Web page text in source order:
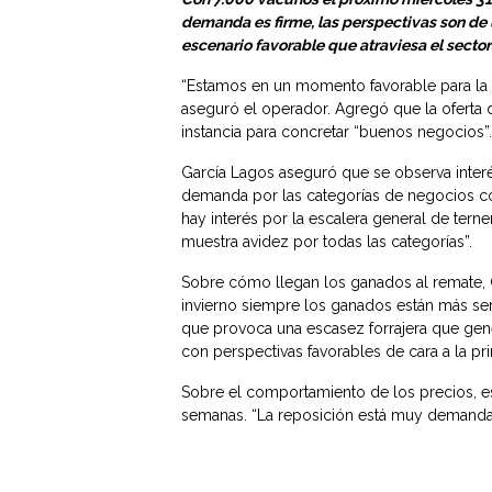
demanda es firme, las perspectivas son
escenario favorable que atraviesa el
“Estamos en un momento favorable para
aseguró el operador. Agregó que la oferta
instancia para concretar “buenos negocios”.
García Lagos aseguró que se observa
demanda por las categorías de negocios
hay interés por la escalera general de
muestra avidez por todas las categorías”.
Sobre cómo llegan los ganados al remate,
invierno siempre los ganados están más
que provoca una escasez forrajera que
con perspectivas favorables de cara a la
Sobre el comportamiento de los precios,
semanas. “La reposición está muy